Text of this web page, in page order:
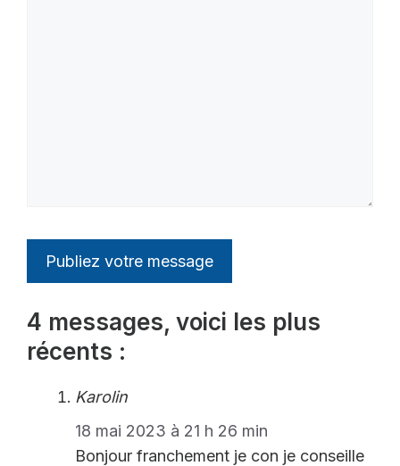
4 messages, voici les plus
récents :
Karolin
18 mai 2023 à 21 h 26 min
Bonjour franchement je con je conseille